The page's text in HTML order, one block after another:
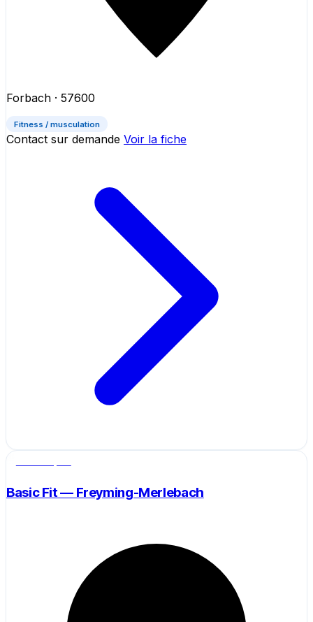
Forbach · 57600
Fitness / musculation
Contact sur demande Voir la fiche
Basic Fit — Freyming-Merlebach